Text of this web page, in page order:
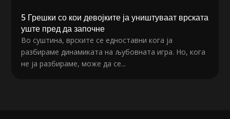
5 Грешки со кои девојките ја уништуваат врската
уште пред да започне
Во суштина, врските се едноставни кога ја
разбираме динамиката на љубовната игра. Но, кога
не ја разбираме, може да се...